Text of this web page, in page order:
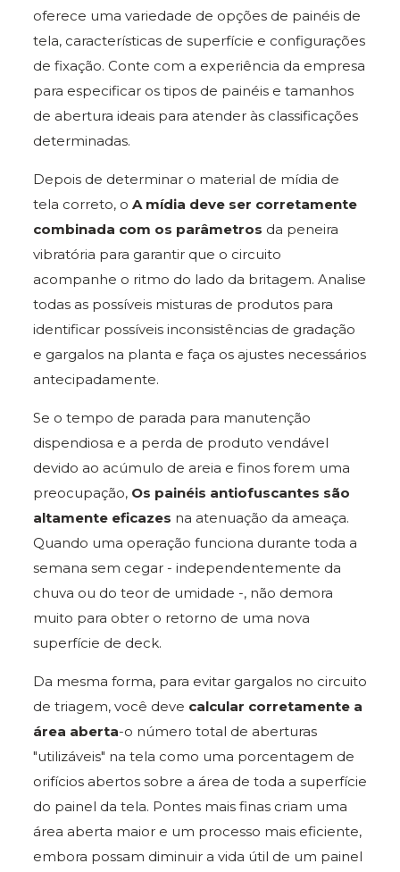
oferece uma variedade de opções de painéis de
tela, características de superfície e configurações
de fixação. Conte com a experiência da empresa
para especificar os tipos de painéis e tamanhos
de abertura ideais para atender às classificações
determinadas.
Depois de determinar o material de mídia de
tela correto, o A mídia deve ser corretamente
combinada com os parâmetros da peneira
vibratória para garantir que o circuito
acompanhe o ritmo do lado da britagem. Analise
todas as possíveis misturas de produtos para
identificar possíveis inconsistências de gradação
e gargalos na planta e faça os ajustes necessários
antecipadamente.
Se o tempo de parada para manutenção
dispendiosa e a perda de produto vendável
devido ao acúmulo de areia e finos forem uma
preocupação, Os painéis antiofuscantes são
altamente eficazes na atenuação da ameaça.
Quando uma operação funciona durante toda a
semana sem cegar - independentemente da
chuva ou do teor de umidade -, não demora
muito para obter o retorno de uma nova
superfície de deck.
Da mesma forma, para evitar gargalos no circuito
de triagem, você deve calcular corretamente a
área aberta-o número total de aberturas
"utilizáveis" na tela como uma porcentagem de
orifícios abertos sobre a área de toda a superfície
do painel da tela. Pontes mais finas criam uma
área aberta maior e um processo mais eficiente,
embora possam diminuir a vida útil de um painel